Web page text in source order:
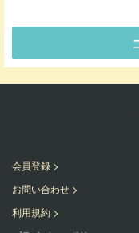
会員登録
お問い合わせ
利用規約